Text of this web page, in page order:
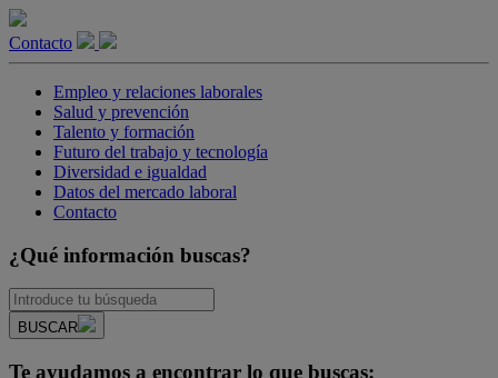
Contacto
Empleo y relaciones laborales
Salud y prevención
Talento y formación
Futuro del trabajo y tecnología
Diversidad e igualdad
Datos del mercado laboral
Contacto
¿Qué información buscas?
BUSCAR
Te ayudamos a encontrar lo que buscas: